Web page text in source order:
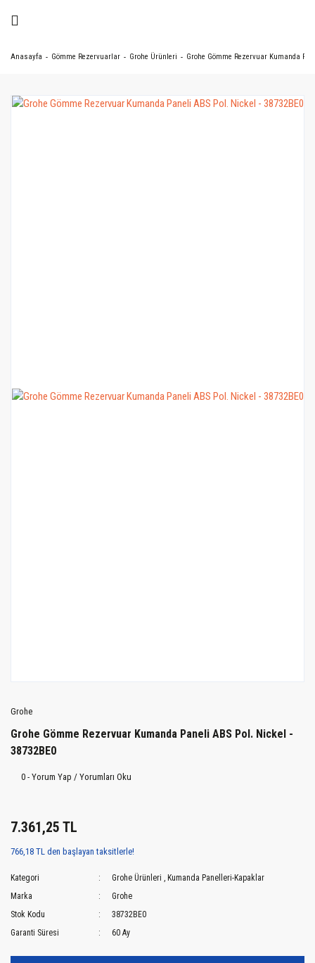
Anasayfa Gömme Rezervuarlar Grohe Ürünleri Grohe Gömme Rezervuar Kumanda
Grohe
Grohe Gömme Rezervuar Kumanda Paneli ABS Pol. Nickel -
38732BE0
0 - Yorum Yap / Yorumları Oku
7.361,25 TL
766,18 TL den başlayan taksitlerle!
Kategori Grohe Ürünleri , Kumanda Panelleri-Kapaklar
Marka
Grohe
Stok Kodu
38732BE0
Garanti Süresi
60 Ay